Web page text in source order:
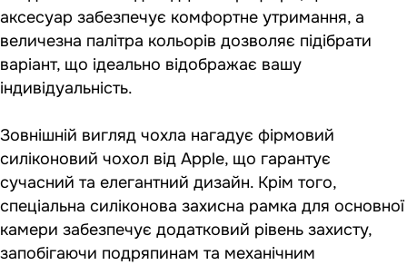
аксесуар забезпечує комфортне утримання, а
величезна палітра кольорів дозволяє підібрати
варіант, що ідеально відображає вашу
індивідуальність.
Зовнішній вигляд чохла нагадує фірмовий
силіконовий чохол від Apple, що гарантує
сучасний та елегантний дизайн. Крім того,
спеціальна силіконова захисна рамка для основної
камери забезпечує додатковий рівень захисту,
запобігаючи подряпинам та механічним